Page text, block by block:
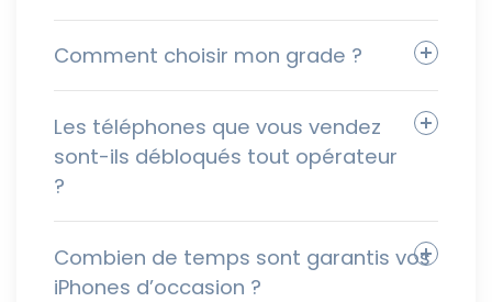
Comment choisir mon grade ?
Les téléphones que vous vendez
sont-ils débloqués tout opérateur
?
Combien de temps sont garantis vos
iPhones d’occasion ?